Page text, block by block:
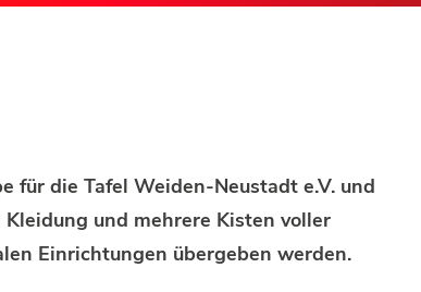
für die Tafel Weiden-Neustadt e.V. und
Kleidung und mehrere Kisten voller
Einrichtungen übergeben werden.